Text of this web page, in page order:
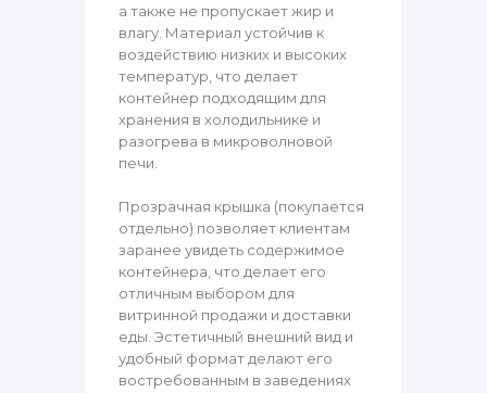
а также не пропускает жир и
влагу. Материал устойчив к
воздействию низких и высоких
температур, что делает
контейнер подходящим для
хранения в холодильнике и
разогрева в микроволновой
печи.
Прозрачная крышка (покупается
отдельно) позволяет клиентам
заранее увидеть содержимое
контейнера, что делает его
отличным выбором для
витринной продажи и доставки
еды. Эстетичный внешний вид и
удобный формат делают его
востребованным в заведениях